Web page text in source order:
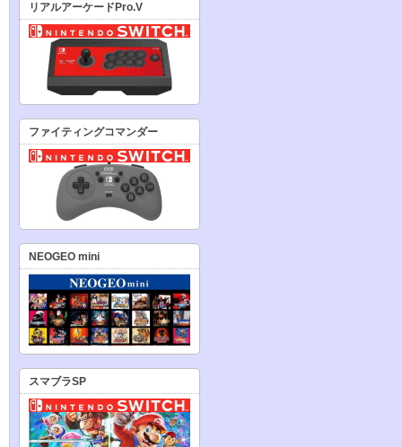
リアルアーケードPro.V
ファイティングコマンダー
NEOGEO mini
スマブラSP